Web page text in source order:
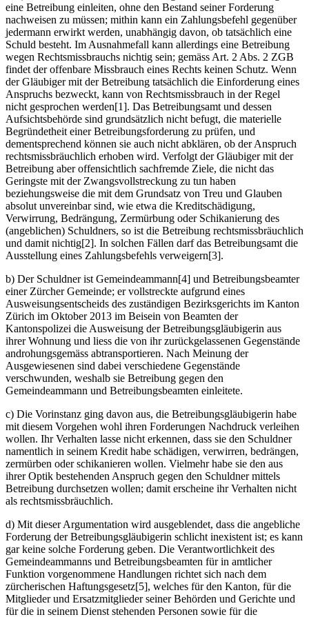
eine Betreibung einleiten, ohne den Bestand seiner Forderung
nachweisen zu müssen; mithin kann ein Zahlungsbefehl gegenüber
jedermann erwirkt werden, unabhängig davon, ob tatsächlich eine
Schuld besteht. Im Ausnahmefall kann allerdings eine Betreibung
wegen Rechtsmissbrauchs nichtig sein; gemäss Art. 2 Abs. 2 ZGB
findet der offenbare Missbrauch eines Rechts keinen Schutz. Wenn
der Gläubiger mit der Betreibung tatsächlich die Einforderung eines
Anspruchs bezweckt, kann von Rechtsmissbrauch in der Regel
nicht gesprochen werden[1]. Das Betreibungsamt und dessen
Aufsichtsbehörde sind grundsätzlich nicht befugt, die materielle
Begründetheit einer Betreibungsforderung zu prüfen, und
dementsprechend können sie auch nicht abklären, ob der Anspruch
rechtsmissbräuchlich erhoben wird. Verfolgt der Gläubiger mit der
Betreibung aber offensichtlich sachfremde Ziele, die nicht das
Geringste mit der Zwangsvollstreckung zu tun haben
beziehungsweise die mit dem Grundsatz von Treu und Glauben
absolut unvereinbar sind, wie etwa die Kreditschädigung,
Verwirrung, Bedrängung, Zermürbung oder Schikanierung des
(angeblichen) Schuldners, so ist die Betreibung rechtsmissbräuchlich
und damit nichtig[2]. In solchen Fällen darf das Betreibungsamt die
Ausstellung eines Zahlungsbefehls verweigern[3].
b) Der Schuldner ist Gemeindeammann[4] und Betreibungsbeamter
einer Zürcher Gemeinde; er vollstreckte aufgrund eines
Ausweisungsentscheids des zuständigen Bezirksgerichts im Kanton
Zürich im Oktober 2013 im Beisein von Beamten der
Kantonspolizei die Ausweisung der Betreibungsgläubigerin aus
ihrer Wohnung und liess die von ihr zurückgelassenen Gegenstände
androhungsgemäss abtransportieren. Nach Meinung der
Ausgewiesenen sind dabei verschiedene Gegenstände
verschwunden, weshalb sie Betreibung gegen den
Gemeindeammann und Betreibungsbeamten einleitete.
c) Die Vorinstanz ging davon aus, die Betreibungsgläubigerin habe
mit diesem Vorgehen wohl ihren Forderungen Nachdruck verleihen
wollen. Ihr Verhalten lasse nicht erkennen, dass sie den Schuldner
namentlich in seinem Kredit habe schädigen, verwirren, bedrängen,
zermürben oder schikanieren wollen. Vielmehr habe sie den aus
ihrer Optik bestehenden Anspruch gegen den Schuldner mittels
Betreibung durchsetzen wollen; damit erscheine ihr Verhalten nicht
als rechtsmissbräuchlich.
d) Mit dieser Argumentation wird ausgeblendet, dass die angebliche
Forderung der Betreibungsgläubigerin schlicht inexistent ist; es kann
gar keine solche Forderung geben. Die Verantwortlichkeit des
Gemeindeammanns und Betreibungsbeamten für in amtlicher
Funktion vorgenommene Handlungen richtet sich nach dem
zürcherischen Haftungsgesetz[5], welches für den Kanton, für die
Mitglieder und Ersatzmitglieder seiner Behörden und Gerichte und
für die in seinem Dienst stehenden Personen sowie für die